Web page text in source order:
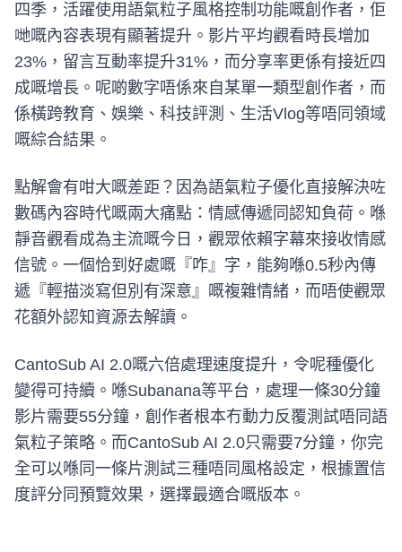
四季，活躍使用語氣粒子風格控制功能嘅創作者，佢
哋嘅內容表現有顯著提升。影片平均觀看時長增加
23%，留言互動率提升31%，而分享率更係有接近四
成嘅增長。呢啲數字唔係來自某單一類型創作者，而
係橫跨教育、娛樂、科技評測、生活Vlog等唔同領域
嘅綜合結果。
點解會有咁大嘅差距？因為語氣粒子優化直接解決咗
數碼內容時代嘅兩大痛點：情感傳遞同認知負荷。喺
靜音觀看成為主流嘅今日，觀眾依賴字幕來接收情感
信號。一個恰到好處嘅『咋』字，能夠喺0.5秒內傳
遞『輕描淡寫但別有深意』嘅複雜情緒，而唔使觀眾
花額外認知資源去解讀。
CantoSub AI 2.0嘅六倍處理速度提升，令呢種優化
變得可持續。喺Subanana等平台，處理一條30分鐘
影片需要55分鐘，創作者根本冇動力反覆測試唔同語
氣粒子策略。而CantoSub AI 2.0只需要7分鐘，你完
全可以喺同一條片測試三種唔同風格設定，根據置信
度評分同預覽效果，選擇最適合嘅版本。